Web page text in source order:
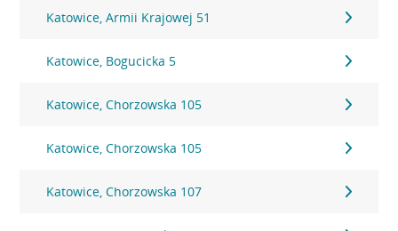
Katowice, Armii Krajowej 51
Katowice, Bogucicka 5
Katowice, Chorzowska 105
Katowice, Chorzowska 105
Katowice, Chorzowska 107